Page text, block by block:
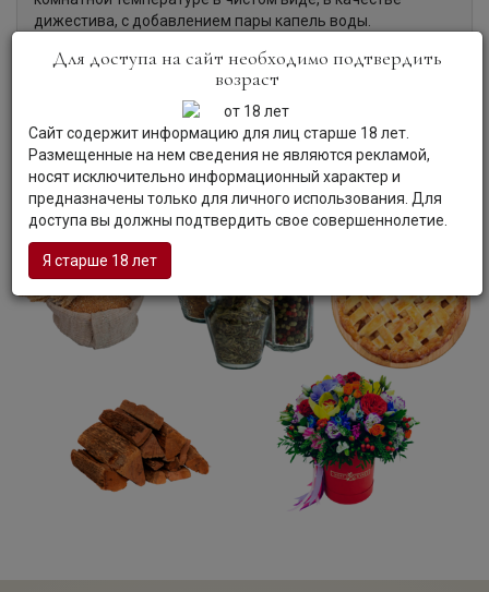
дижестива, с добавлением пары капель воды.
Для доступа на сайт необходимо подтвердить
возраст
Сайт содержит информацию для лиц старше 18 лет.
Размещенные на нем сведения не являются рекламой,
носят исключительно информационный характер и
предназначены только для личного использования. Для
доступа вы должны подтвердить свое совершеннолетие.
Я старше 18 лет